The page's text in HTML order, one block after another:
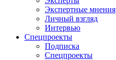
Экспертные мнения
Личный взгляд
Интервью
Спецпроекты
Подписка
Спецпроекты